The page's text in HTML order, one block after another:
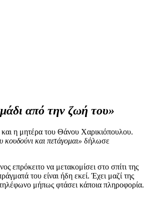
από την ζωή του»
η μητέρα του Θάνου Χαρικιόπουλου.
και πετάγομαι» δήλωσε
επρόκειτο να μετακομίσει στο σπίτι της
του είναι ήδη εκεί. Έχει μαζί της
μήπως φτάσει κάποια πληροφορία.